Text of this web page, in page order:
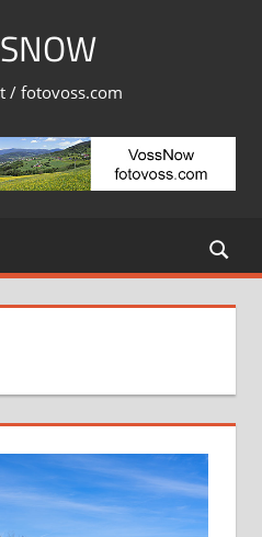
/ fotovoss.com